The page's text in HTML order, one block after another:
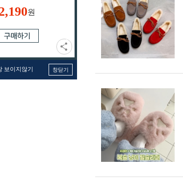
원
보이지않기 창닫기